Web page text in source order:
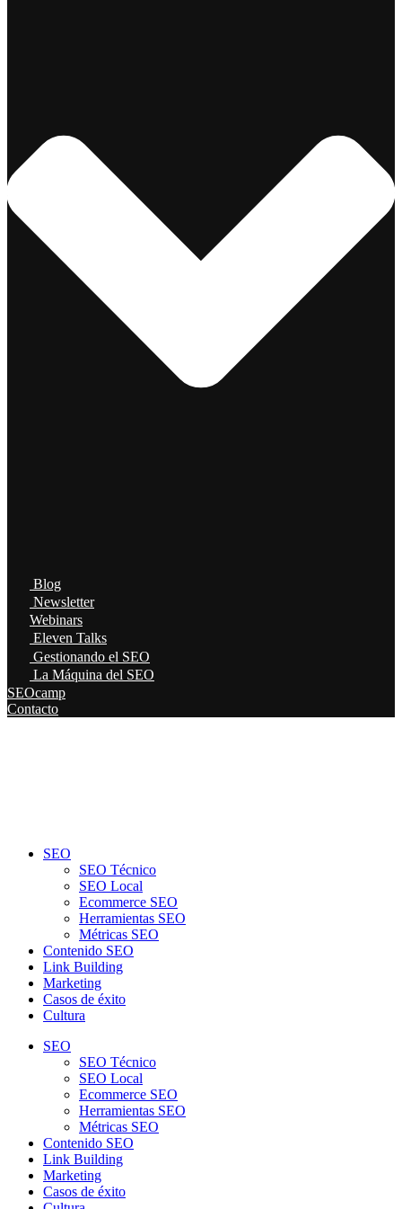
Blog
Newsletter
Webinars
Eleven Talks
Gestionando el SEO
La Máquina del SEO
SEOcamp
Contacto
SEO
SEO Técnico
SEO Local
Ecommerce SEO
Herramientas SEO
Métricas SEO
Contenido SEO
Link Building
Marketing
Casos de éxito
Cultura
SEO
SEO Técnico
SEO Local
Ecommerce SEO
Herramientas SEO
Métricas SEO
Contenido SEO
Link Building
Marketing
Casos de éxito